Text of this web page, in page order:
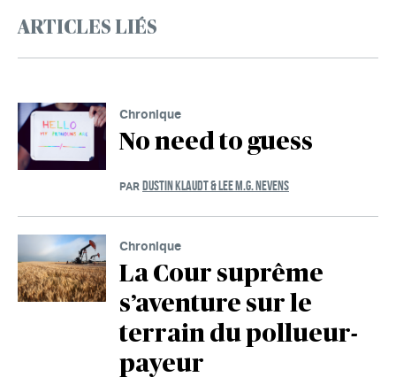
ARTICLES LIÉS
Chronique
No need to guess
PAR DUSTIN KLAUDT & LEE M.G. NEVENS
Chronique
La Cour suprême
s’aventure sur le
terrain du pollueur-
payeur